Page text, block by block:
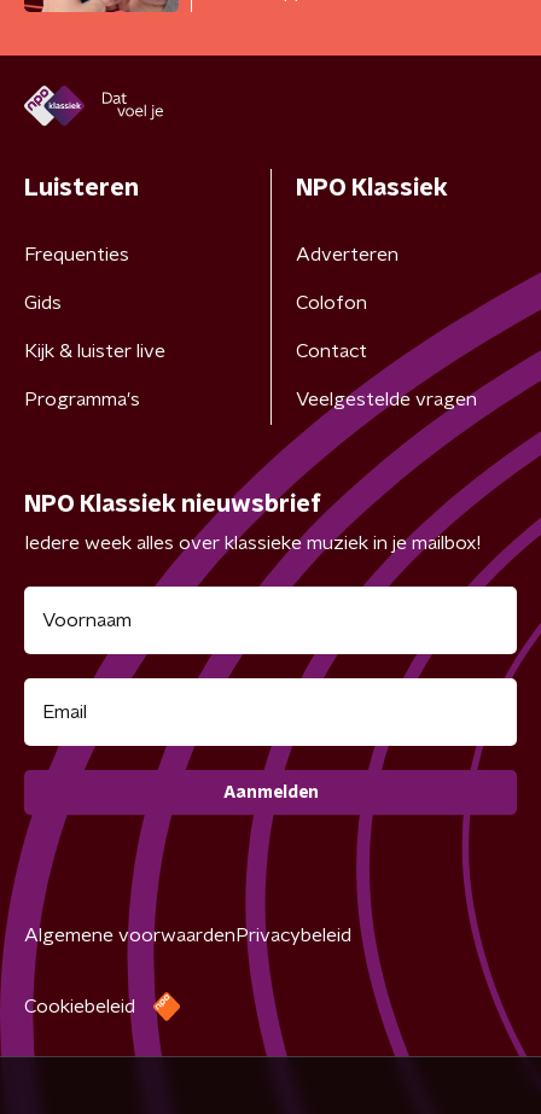
Luisteren
Frequenties
Gids
Kijk & luister live
Programma's
NPO Klassiek
Adverteren
Colofon
Contact
Veelgestelde vragen
NPO Klassiek nieuwsbrief
Iedere week alles over klassieke muziek in je mailbox!
Aanmelden
Algemene voorwaarden Privacybeleid
Cookiebeleid